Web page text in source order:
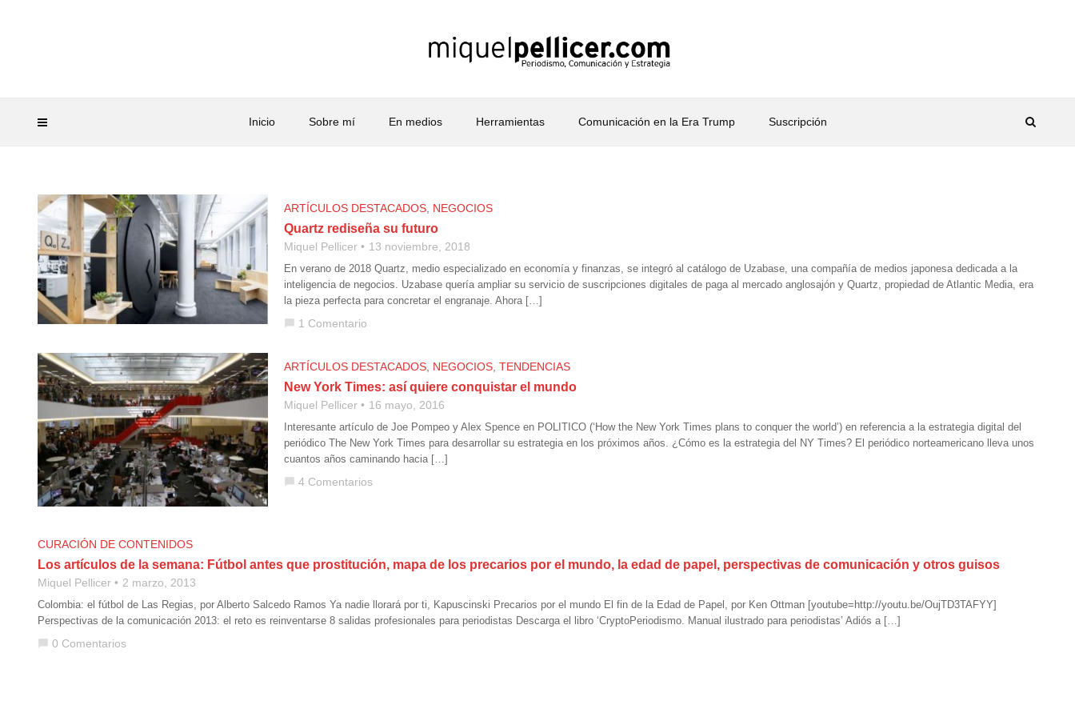
Inicio Sobre mí En medios Herramientas Comunicación en la Era Trump Suscripción
ARTÍCULOS DESTACADOS NEGOCIOS
Quartz rediseña su futuro
Miquel Pellicer 13 noviembre, 2018
En verano de 2018 Quartz, medio especializado en economía y finanzas, se integró al catálogo de Uzabase, una compañía de medios japonesa dedicada a la
inteligencia de negocios. Uzabase quería ampliar su servicio de suscripciones digitales de paga al mercado anglosajón y Quartz, propiedad de Atlantic Media, era
la pieza perfecta para concretar el engranaje. Ahora […]
chat_bubble 1 Comentario
ARTÍCULOS DESTACADOS NEGOCIOS TENDENCIAS
New York Times: así quiere conquistar el mundo
Miquel Pellicer 16 mayo, 2016
Interesante artículo de Joe Pompeo y Alex Spence en POLITICO (‘How the New York Times plans to conquer the world’) en referencia a la estrategia digital del
periódico The New York Times para desarrollar su estrategia en los próximos años. ¿Cómo es la estrategia del NY Times? El periódico norteamericano lleva unos
cuantos años caminando hacia […]
chat_bubble 4 Comentarios
CURACIÓN DE CONTENIDOS
Los artículos de la semana: Fútbol antes que prostitución, mapa de los precarios por el mundo, la edad de papel, perspectivas de comunicación y otros guisos
Miquel Pellicer 2 marzo, 2013
Colombia: el fútbol de Las Regias, por Alberto Salcedo Ramos Ya nadie llorará por ti, Kapuscinski Precarios por el mundo El fin de la Edad de Papel, por Ken Ottman [youtube=http://youtu.be/OujTD3TAFYY]
Perspectivas de la comunicación 2013: el reto es reinventarse 8 salidas profesionales para periodistas Descarga el libro ‘CryptoPeriodismo. Manual ilustrado para periodistas’ Adiós a […]
chat_bubble 0 Comentarios